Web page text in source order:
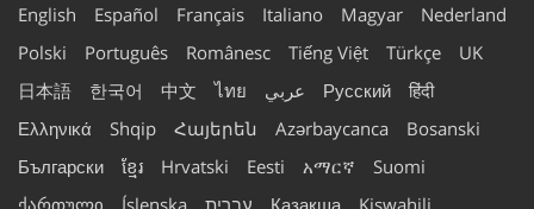
English
Español Français Italiano Magyar
Nederland
Polski
Português Românesc Tiếng Việt Türkçe
UK
日本語
한국어 中文 ไทย عربي Русский
हिंदी
Ελληνικά
Shqip Հայերեն Azərbaycanca
Bosanski
Български
ខ្មែរ Hrvatski Eesti አማርኛ
Suomi
ქართული
Íslenska עברית Қазақша Kiswahili